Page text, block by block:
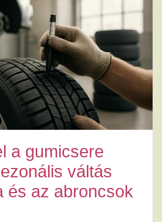
a gumicsere
váltás
és az abroncsok